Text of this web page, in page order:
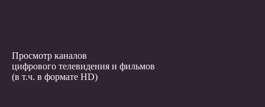
Просмотр каналов
цифрового телевидения и фильмов
(в т.ч. в формате HD)